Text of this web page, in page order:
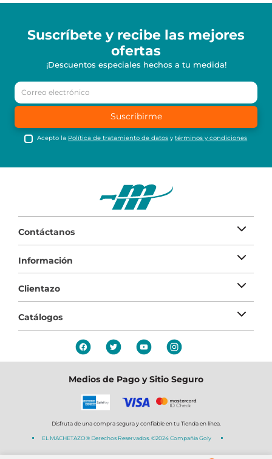
Suscríbete y recibe las mejores
ofertas
¡Descuentos especiales hechos a tu medida!
Suscribirme
Acepto la Política de tratamiento de datos ytérminos y condiciones
Contáctanos
Información
Clientazo
Catálogos
Medios de Pago y Sitio Seguro
Disfruta de una compra segura y confiable en tu Tienda en línea.
EL MACHETAZO® Derechos Reservados. ©2024 Compañia Goly